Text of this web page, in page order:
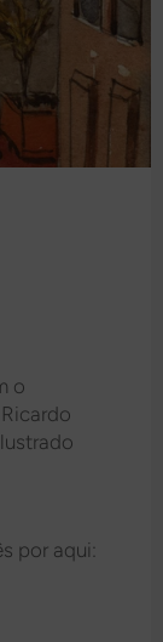
o
ilustrado
por aqui: